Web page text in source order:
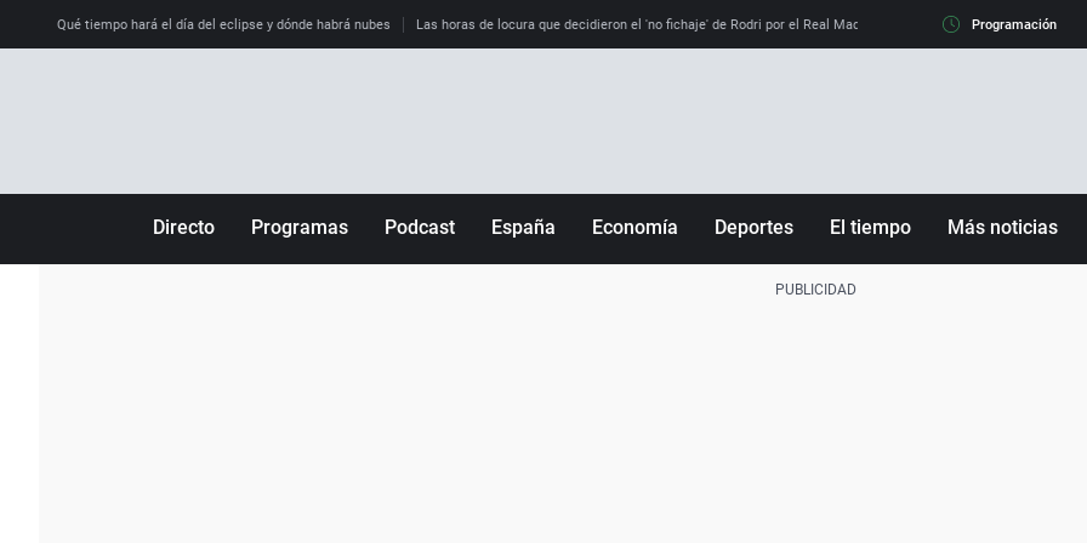
Qué tiempo hará el día del eclipse y dónde habrá nubes Las horas de locura que decidieron el 'no fichaje' de Rodri por el Real Madrid y su 'sí' al Barça La llamada
Programación
Directo Programas Podcast España Economía Deportes El tiempo Más noticias